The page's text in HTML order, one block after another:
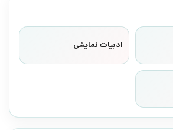
ادبیات نمایشی